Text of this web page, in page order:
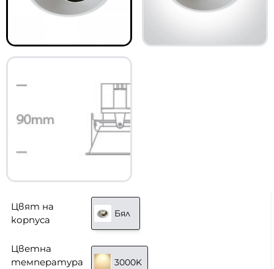
Цвят на
корпуса
Бял
Цветна
температура
3000K